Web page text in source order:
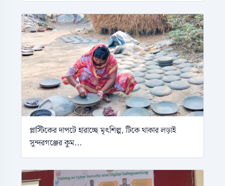
প্লাস্টিকের দাপটে হারাচ্ছে মৃৎশিল্প, টিকে থাকার লড়াই
সুন্দরগঞ্জের কুম...